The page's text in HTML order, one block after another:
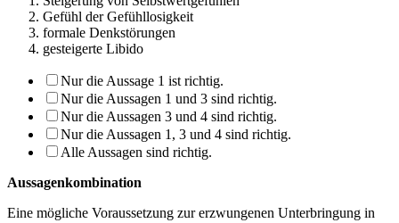
Gefühl der Gefühllosigkeit
formale Denkstörungen
gesteigerte Libido
Nur die Aussage 1 ist richtig.
Nur die Aussagen 1 und 3 sind richtig.
Nur die Aussagen 3 und 4 sind richtig.
Nur die Aussagen 1, 3 und 4 sind richtig.
Alle Aussagen sind richtig.
Aussagenkombination
Eine mögliche Voraussetzung zur erzwungenen Unterbringung in